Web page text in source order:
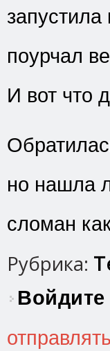
поурчал
И вот что
но нашла
сломан
Рубрика:
Войдите